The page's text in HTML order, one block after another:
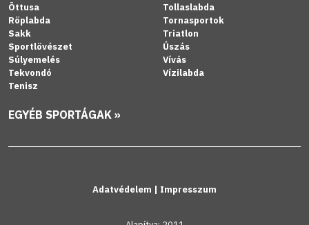
Öttusa
Röplabda
Sakk
Sportlövészet
Súlyemelés
Tekvondó
Tenisz
Tollaslabda
Tornasportok
Triatlon
Úszás
Vívás
Vízilabda
EGYÉB SPORTÁGAK »
Adatvédelem | Impresszum